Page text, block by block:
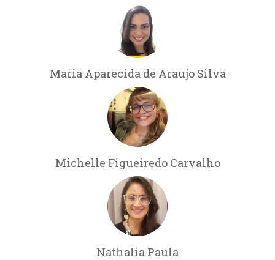
Maria Aparecida de Araujo Silva
Michelle Figueiredo Carvalho
Nathalia Paula